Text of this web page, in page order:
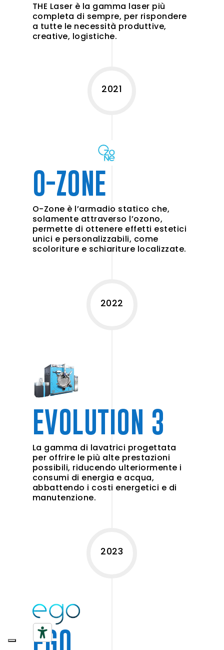
THE Laser è la gamma laser più
completa di sempre, per rispondere
a tutte le necessità produttive,
creative, logistiche.
2021
O-ZONE
O-Zone è l’armadio statico che,
solamente attraverso l’ozono,
permette di ottenere effetti estetici
unici e personalizzabili, come
scoloriture e schiariture localizzate.
2022
EVOLUTION 3
La gamma di lavatrici progettata
per offrire le più alte prestazioni
possibili, riducendo ulteriormente i
consumi di energia e acqua,
abbattendo i costi energetici e di
manutenzione.
2023
EGO